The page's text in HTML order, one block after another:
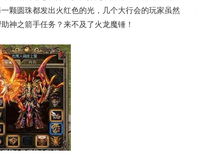
颗圆珠都发出火红色的光，几个大行会的玩家虽然
神之箭手任务？来不及了火龙魔锤！